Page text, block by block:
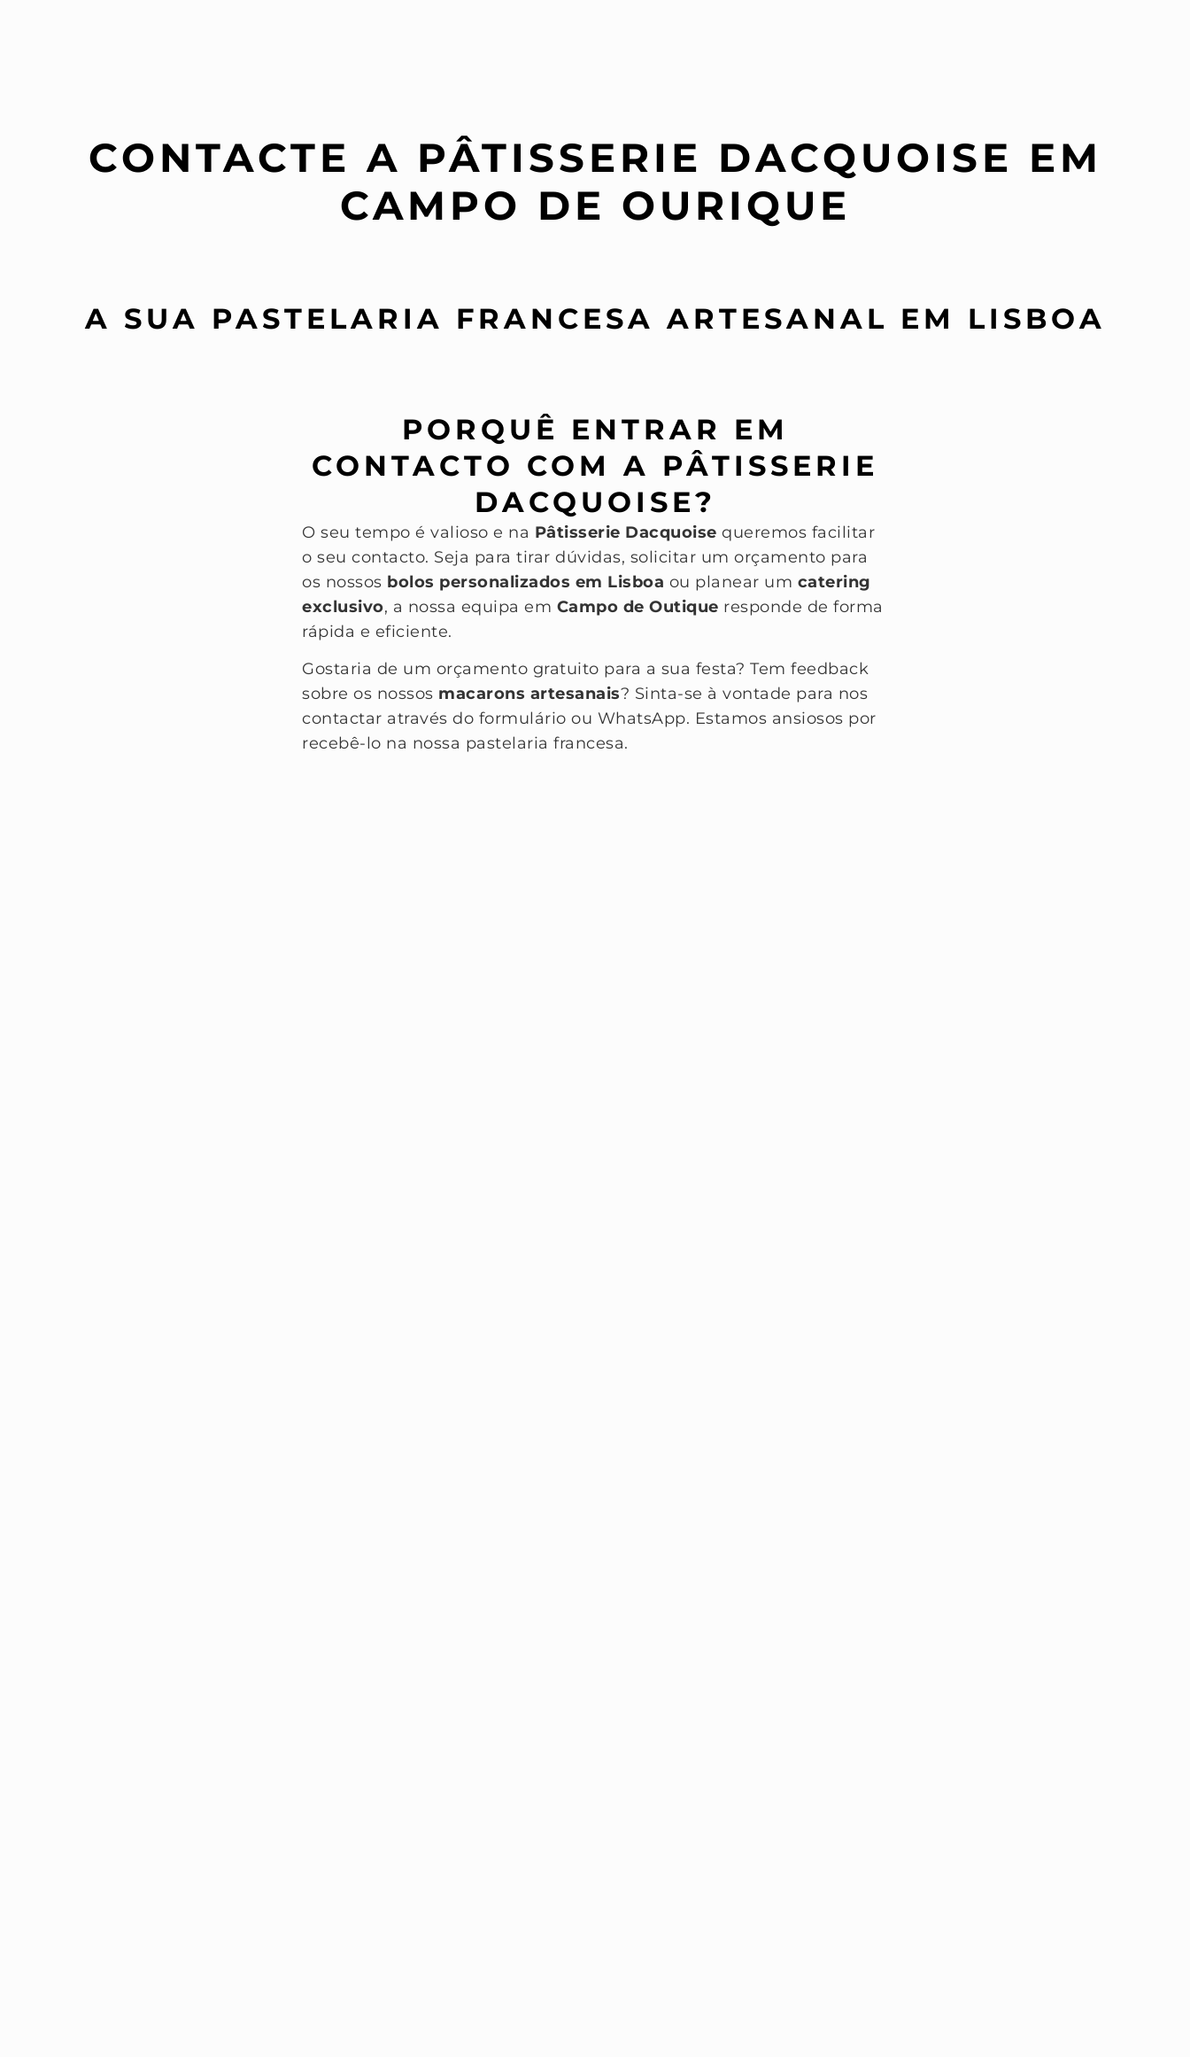
CONTACTE A PÂTISSERIE DACQUOISE EM
CAMPO DE OURIQUE
A SUA PASTELARIA FRANCESA ARTESANAL EM LISBOA
PORQUÊ ENTRAR EM
CONTACTO COM A PÂTISSERIE
DACQUOISE?
O seu tempo é valioso e na Pâtisserie Dacquoise queremos facilitar
o seu contacto. Seja para tirar dúvidas, solicitar um orçamento para
os nossos bolos personalizados em Lisboa ou planear um catering
exclusivo, a nossa equipa em Campo de Outique responde de forma
rápida e eficiente.
Gostaria de um orçamento gratuito para a sua festa? Tem feedback
sobre os nossos macarons artesanais? Sinta-se à vontade para nos
contactar através do formulário ou WhatsApp. Estamos ansiosos por
recebê-lo na nossa pastelaria francesa.